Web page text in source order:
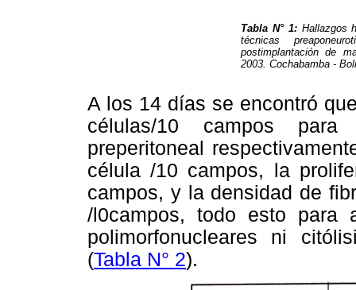
Tabla N° 1:Hallazgos
técnicas
postimplantación de
2003. Cochabamba -
A los 14 días se encontró
células/10 campos
preperitoneal
célula /10 campos, la
campos, y la densidad de
/l0campos, todo esto para
polimorfonucleares ni
(Tabla N° 2).